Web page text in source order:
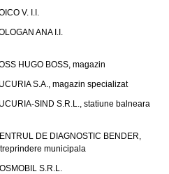
V. I.I.
ANA I.I.
HUGO BOSS, magazin
S.A., magazin specializat
SIND S.R.L., statiune balneara
DE DIAGNOSTIC BENDER,
municipala
S.R.L.